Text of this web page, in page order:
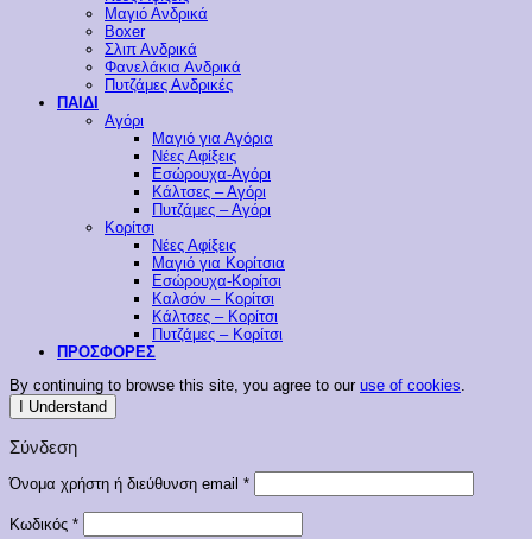
Μαγιό Ανδρικά
Boxer
Σλιπ Ανδρικά
Φανελάκια Ανδρικά
Πυτζάμες Ανδρικές
ΠΑΙΔΙ
Αγόρι
Μαγιό για Αγόρια
Νέες Αφίξεις
Εσώρουχα-Αγόρι
Κάλτσες – Αγόρι
Πυτζάμες – Αγόρι
Κορίτσι
Νέες Αφίξεις
Μαγιό για Κορίτσια
Εσώρουχα-Κορίτσι
Καλσόν – Κορίτσι
Κάλτσες – Κορίτσι
Πυτζάμες – Κορίτσι
ΠΡΟΣΦΟΡΕΣ
By continuing to browse this site, you agree to our use of cookies
I Understand
Σύνδεση
Όνομα χρήστη ή διεύθυνση email *Απαιτείται
Κωδικός *Απαιτείται